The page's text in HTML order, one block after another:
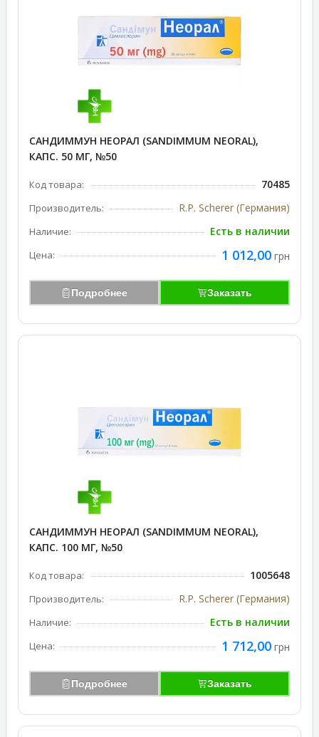
САНДИММУН НЕОРАЛ (SANDIMMUM NEORAL),
КАПС. 50 МГ, №50
Код товара: 70485
Производитель: R.P. Scherer (Германия)
Наличие: Есть в наличии
Цена: 1 012,00 грн
Подробнее Заказать
САНДИММУН НЕОРАЛ (SANDIMMUM NEORAL),
КАПС. 100 МГ, №50
Код товара: 1005648
Производитель: R.P. Scherer (Германия)
Наличие: Есть в наличии
Цена: 1 712,00 грн
Подробнее Заказать